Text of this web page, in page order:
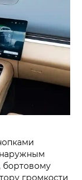
громкости